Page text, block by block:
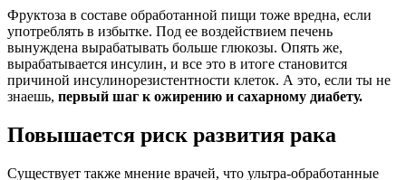
Фруктоза в составе обработанной пищи тоже вредна, если
употреблять в избытке. Под ее воздействием печень
вынуждена вырабатывать больше глюкозы. Опять же,
вырабатывается инсулин, и все это в итоге становится
причиной инсулинорезистентности клеток. А это, если ты не
знаешь, первый шаг к ожирению и сахарному диабету.
Повышается риск развития рака
Существует также мнение врачей, что ультра-обработанные